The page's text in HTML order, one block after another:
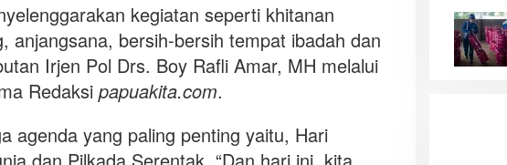
kegiatan seperti khitanan
anjangsana, bersih-bersih tempat ibadah dan
Irjen Pol Drs. Boy Rafli Amar, MH melalui
Redaksi papuakita.com.
agenda yang paling penting yaitu, Hari